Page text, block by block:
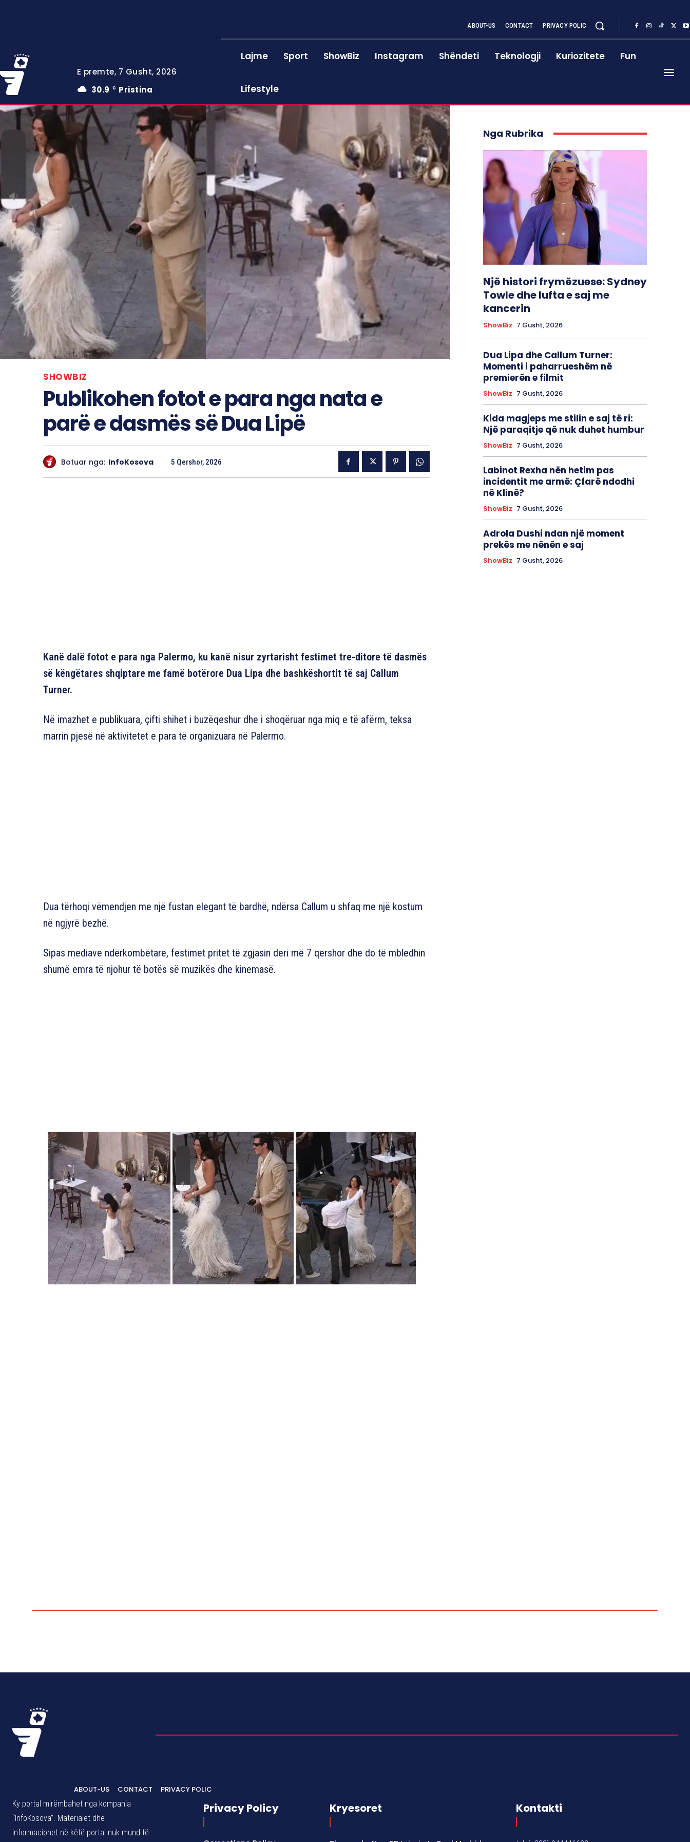
E premte, 7 Gusht, 2026
30.9
C Pristina
ABOUT-US CONTACT PRIVACY POLIC
Lajme Sport ShowBiz Instagram Shëndeti Teknologji Kuriozitete Fun
Lifestyle
SHOWBIZ
Publikohen fotot e para nga nata e
parë e dasmës së Dua Lipë
Botuar nga: InfoKosova 5 Qershor, 2026
Kanë dalë fotot e para nga Palermo, ku kanë nisur zyrtarisht festimet tre-ditore të dasmës
së këngëtares shqiptare me famë botërore Dua Lipa dhe bashkëshortit të saj Callum
Turner.
Në imazhet e publikuara, çifti shihet i buzëqeshur dhe i shoqëruar nga miq e të afërm, teksa
marrin pjesë në aktivitetet e para të organizuara në Palermo.
Dua tërhoqi vëmendjen me një fustan elegant të bardhë, ndërsa Callum u shfaq me një kostum
në ngjyrë bezhë.
Sipas mediave ndërkombëtare, festimet pritet të zgjasin deri më 7 qershor dhe do të mbledhin
shumë emra të njohur të botës së muzikës dhe kinemasë.
Nga Rubrika
Një histori frymëzuese: Sydney
Towle dhe lufta e saj me
kancerin
ShowBiz 7 Gusht, 2026
Dua Lipa dhe Callum Turner:
Momenti i paharrueshëm në
premierën e filmit
ShowBiz 7 Gusht, 2026
Kida magjeps me stilin e saj të ri:
Një paraqitje që nuk duhet humbur
ShowBiz 7 Gusht, 2026
Labinot Rexha nën hetim pas
incidentit me armë: Çfarë ndodhi
në Klinë?
ShowBiz 7 Gusht, 2026
Adrola Dushi ndan një moment
prekës me nënën e saj
ShowBiz 7 Gusht, 2026
ABOUT-US CONTACT
PRIVACY POLIC
Ky portal mirëmbahet nga kompania
“InfoKosova”. Materialet dhe
informacionet në këtë portal nuk mund të
Privacy Policy Kryesoret Kontakti